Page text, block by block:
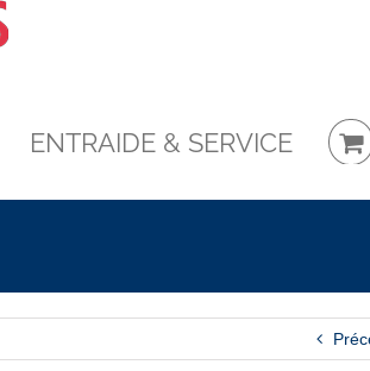
ENTRAIDE & SERVICE